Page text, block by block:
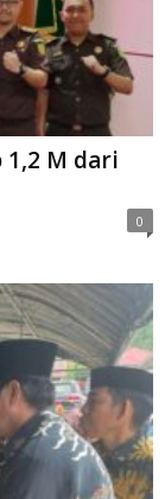
1,2 M dari
0